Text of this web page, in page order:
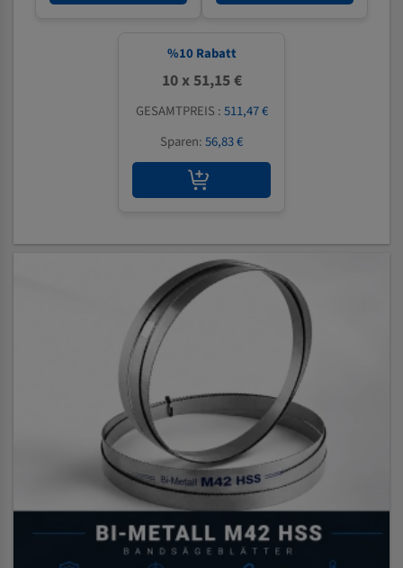
%10 Rabatt
10 x 51,15 €
GESAMTPREIS :511,47 €
Sparen:56,83 €